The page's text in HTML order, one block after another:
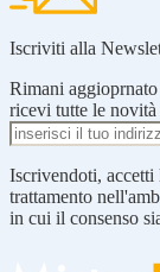
Iscriviti alla
Rimani
ricevi tutte le novità
Iscrivendoti,
trattamento
in cui il consenso